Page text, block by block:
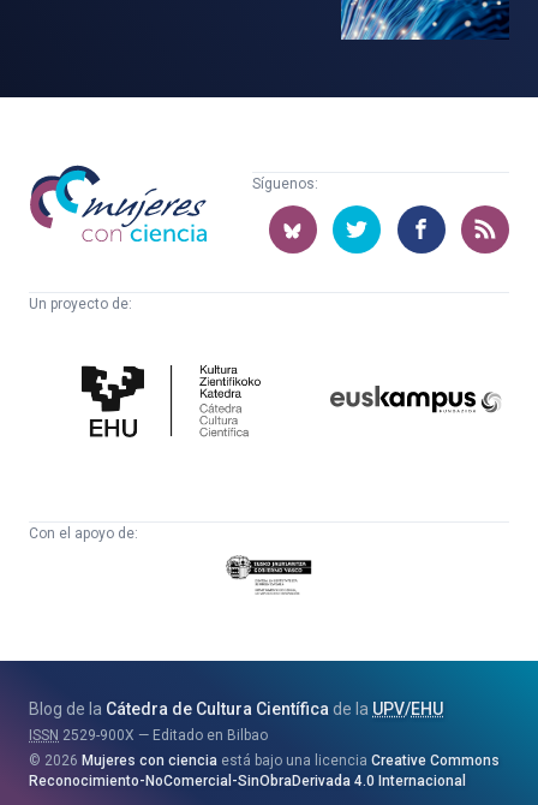
Mujeres
con
ciencia
Síguenos:
Un proyecto de:
Cultura
Científica
Con el apoyo de:
Eusko
Jaurlaritza
eta
Berrikuntza
Saila
Blog de la Cátedra de Cultura Científica de la UPV/EHU
ISSN 2529-900X
Editado en Bilbao
2026 Mujeres con ciencia está bajo una licencia Creative Commons
Reconocimiento-NoComercial-SinObraDerivada 4.0 Internacional